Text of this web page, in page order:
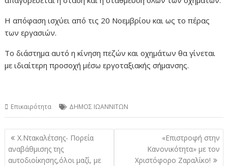
Η απόφαση ισχύει από τις 20 Νοεμβρίου και ως το πέρας
των εργασιών.
Το διάστημα αυτό η κίνηση πεζών και οχημάτων θα γίνεται
με ιδιαίτερη προσοχή μέσω εργοταξιακής σήμανσης.
Επικαιρότητα ΔΗΜΟΣ ΙΩΑΝΝΙΤΩΝ
Πλοήγηση
άρθρων
Χ.Ντακαλέτσης- Πορεία
αναβάθμισης της
αυτοδιοίκησης,όλοι μαζί, με
«Επιστροφή στην
Κανονικότητα» με τον
Χριστόφορο Ζαραλίκο!